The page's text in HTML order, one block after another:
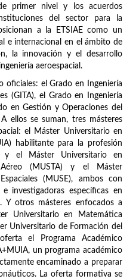
primer nivel y los acuerdos
del sector para la
a la ETSIAE como un
e internacional en el ámbito de
la innovación y el desarrollo
aeroespacial.
oficiales: el Grado en Ingeniería
(GITA), el Grado en Ingeniería
en Gestión y Operaciones del
A ellos se suman, tres másteres
el Máster Universitario en
habilitante para la profesión
y el Máster Universitario en
(MUSTA) y el Máster
(MUSE), ambos con
investigadoras específicas en
Y otros másteres enfocados a
Universitario en Matemática
Universitario de Formación del
el Programa Académico
un programa académico
encaminado a preparar
La oferta formativa se